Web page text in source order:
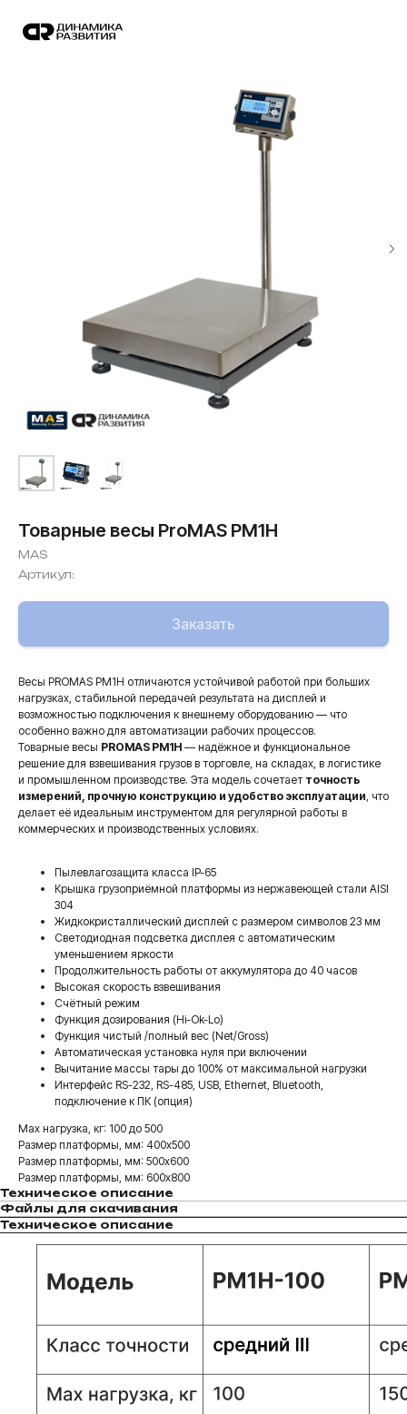
Товарные весы ProMAS PM1H
MAS
Артикул:
Заказать
Весы PROMAS PM1H отличаются устойчивой работой при больших
нагрузках, стабильной передачей результата на дисплей и
возможностью подключения к внешнему оборудованию — что
особенно важно для автоматизации рабочих процессов.
Товарные весы PROMAS PM1H — надёжное и функциональное
решение для взвешивания грузов в торговле, на складах, в логистике
и промышленном производстве. Эта модель сочетает точность
измерений, прочную конструкцию и удобство эксплуатации , что
делает её идеальным инструментом для регулярной работы в
коммерческих и производственных условиях.
Пылевлагозащита класса IP-65
Крышка грузоприёмной платформы из нержавеющей стали AISI
304
Жидкокристаллический дисплей с размером символов 23 мм
Светодиодная подсветка дисплея с автоматическим
уменьшением яркости
Продолжительность работы от аккумулятора до 40 часов
Высокая скорость взвешивания
Счётный режим
Функция дозирования (Hi-Ok-Lo)
Функция чистый /полный вес (Net/Gross)
Автоматическая установка нуля при включении
Вычитание массы тары до 100% от максимальной нагрузки
Интерфейс RS-232, RS-485, USB, Ethernet, Bluetooth,
подключение к ПК (опция)
Max нагрузка, кг: 100 до 500
Размер платформы, мм: 400x500
Размер платформы, мм: 500x600
Размер платформы, мм: 600x800
Техническое описание
Файлы для скачивания
Техническое описание